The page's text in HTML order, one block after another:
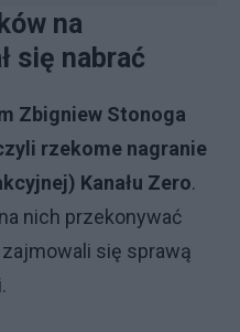
na
się nabrać
Zbigniew Stonoga
rzekome nagranie
Kanału Zero.
nich przekonywać
się sprawą